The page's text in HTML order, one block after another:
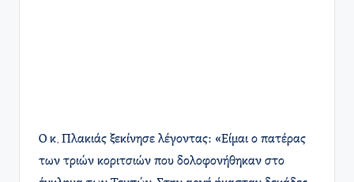
Ο κ. Πλακιάς ξεκίνησε λέγοντας: «Είμαι ο πατέρας
των τριών κοριτσιών που δολοφονήθηκαν στο